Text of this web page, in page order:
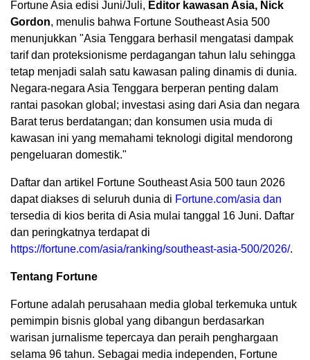
Fortune Asia edisi Juni/Juli, Editor kawasan Asia, Nick
Gordon, menulis bahwa Fortune Southeast Asia 500
menunjukkan "Asia Tenggara berhasil mengatasi dampak
tarif dan proteksionisme perdagangan tahun lalu sehingga
tetap menjadi salah satu kawasan paling dinamis di dunia.
Negara-negara Asia Tenggara berperan penting dalam
rantai pasokan global; investasi asing dari Asia dan negara
Barat terus berdatangan; dan konsumen usia muda di
kawasan ini yang memahami teknologi digital mendorong
pengeluaran domestik."
Daftar dan artikel Fortune Southeast Asia 500 taun 2026
dapat diakses di seluruh dunia di Fortune.com/asia dan
tersedia di kios berita di Asia mulai tanggal 16 Juni. Daftar
dan peringkatnya terdapat di
https://fortune.com/asia/ranking/southeast-asia-500/2026/.
Tentang Fortune
Fortune adalah perusahaan media global terkemuka untuk
pemimpin bisnis global yang dibangun berdasarkan
warisan jurnalisme tepercaya dan peraih penghargaan
selama 96 tahun. Sebagai media independen, Fortune